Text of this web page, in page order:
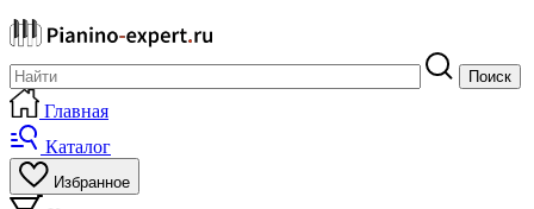
Поиск
Главная
Каталог
Избранное